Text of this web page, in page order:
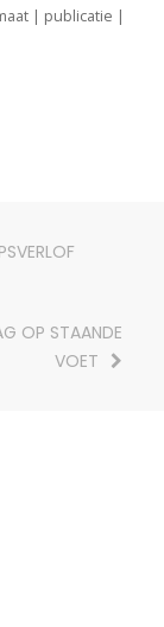
| publicatie |
OP STAANDE
VOET